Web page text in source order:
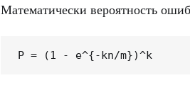
Математически вероятность
P = (1 - e^{-kn/m})^k